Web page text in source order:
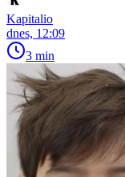
Kapitalio
dnes, 12:09
3 min